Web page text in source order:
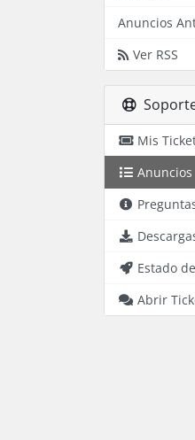
Anuncios
Ver RSS
Mis
Anuncios
Estado
Abrir